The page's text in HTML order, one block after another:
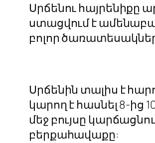
Սրճենու
ստացվում է
բոլոր
Սրճենին տալիս է
կարող է հասնել 8-ից
մեջ բույսը
բերքահավաքը: